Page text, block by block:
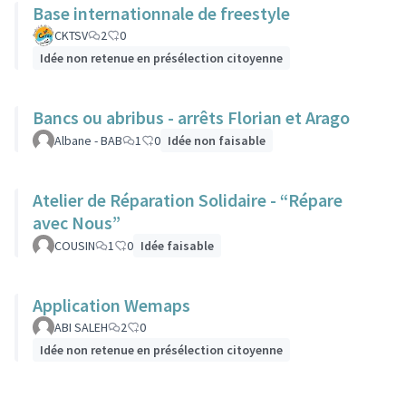
Base internationnale de freestyle
CKTSV 2
0
Idée non retenue en présélection citoyenne
Bancs ou abribus - arrêts Florian et Arago
Albane - BAB 1 0 Idée non faisable
Atelier de Réparation Solidaire - “Répare
avec Nous”
COUSIN 1 0 Idée faisable
Application Wemaps
ABI SALEH 2
0
Idée non retenue en présélection citoyenne